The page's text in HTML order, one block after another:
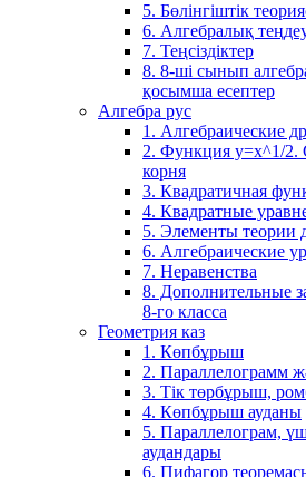
5. Бөлінгіштік
6. Алгебралық
7. Теңсіздіктер
8. 8-ші сынып
қосымша есептер
Алгебра рус
1. Алгебраические
2. Функция y=x^1/2.
корня
3. Квадратичная
4. Квадратные
5. Элементы теории
6. Алгебраические
7. Неравенства
8. Дополнительные
8-го класса
Геометрия каз
1. Көпбұрыш
2. Параллелограмм
3. Тік төрбұрыш,
4. Көпбұрыш ауданы
5. Параллелограм,
аудандары
6. Пифагор